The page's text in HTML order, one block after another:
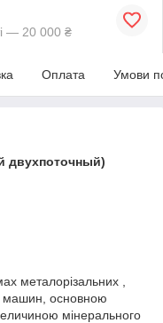
— 20 000 ₴
Оплата Умови
двухпоточный)
металорізальних ,
машин, основною
мінерального